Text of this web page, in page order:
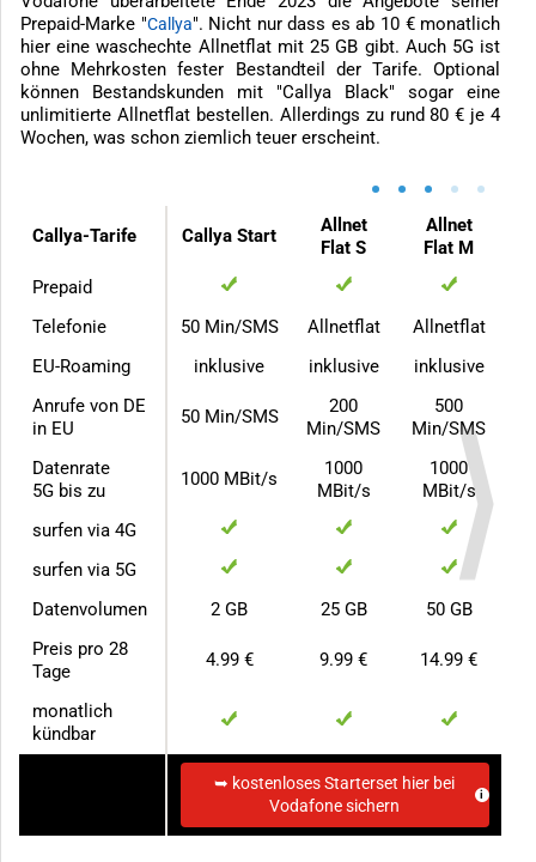
Prepaid-Marke "Callya". Nicht nur dass es ab 10 € monatlich
hier eine waschechte Allnetflat mit 25 GB gibt. Auch 5G ist
ohne Mehrkosten fester Bestandteil der Tarife. Optional
können Bestandskunden mit "Callya Black" sogar eine
unlimitierte Allnetflat bestellen. Allerdings zu rund 80 € je 4
Wochen, was schon ziemlich teuer erscheint.
• • • • •
Callya-Tarife Callya Start
Allnet
Flat S
Allnet
Flat M
Prepaid
Telefonie
50 Min/SMS Allnetflat
Allnetflat
EU-Roaming
inklusive inklusive
inklusive
Anrufe von DE
in EU
50 Min/SMS
200
Min/SMS
500
Min/SMS
Datenrate
5G bis zu
1000 MBit/s
1000
MBit/s
1000
MBit/s
surfen via 4G
surfen via 5G
Datenvolumen
2 GB 25 GB
50 GB
Preis pro 28
Tage
4.99 € 9.99 € 14.99 €
monatlich
kündbar
➥ kostenloses Starterset hier bei
Vodafone sichern